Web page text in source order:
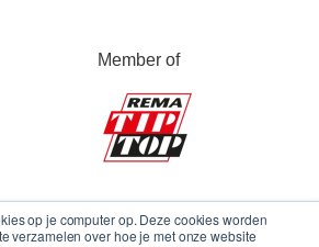
op je computer op. Deze cookies worden
verzamelen over hoe je met onze website
Member of